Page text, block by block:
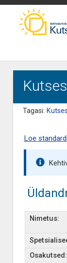
Tagasi:
Loe
Nimetus:
Osakutsed: